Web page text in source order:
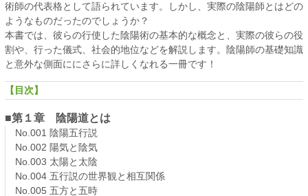
術師の代表格として語られています。しかし、実際の陰陽師とはどの
ようなものだったのでしょうか？
本書では、彼らの行使した陰陽術の基本的な概念と、実際の彼らの役
割や、行った儀式、社会的地位などを解説します。陰陽師の基礎知識
と意外な側面ににさらに詳しくなれる一冊です！
【目次】
■第１章 陰陽道とは
No.001 陰陽五行説
No.002 陽気と陰気
No.003 太陽と太陰
No.004 五行説の世界観と相互関係
No.005 五方と五時